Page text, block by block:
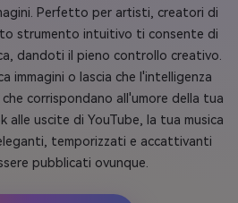
Perfetto per artisti, creatori di
strumento intuitivo ti consente di
dandoti il pieno controllo creativo.
immagini o lascia che l'intelligenza
corrispondano all'umore della tua
alle uscite di YouTube, la tua musica
temporizzati e accattivanti
pubblicati ovunque.